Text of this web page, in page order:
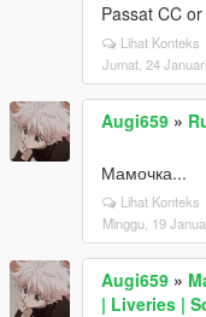
Passat CC
Lihat Konteks
Jumat, 24
Augi659 »
Мамочка...
Lihat Konteks
Minggu, 19
Augi659 »
| Liveries |